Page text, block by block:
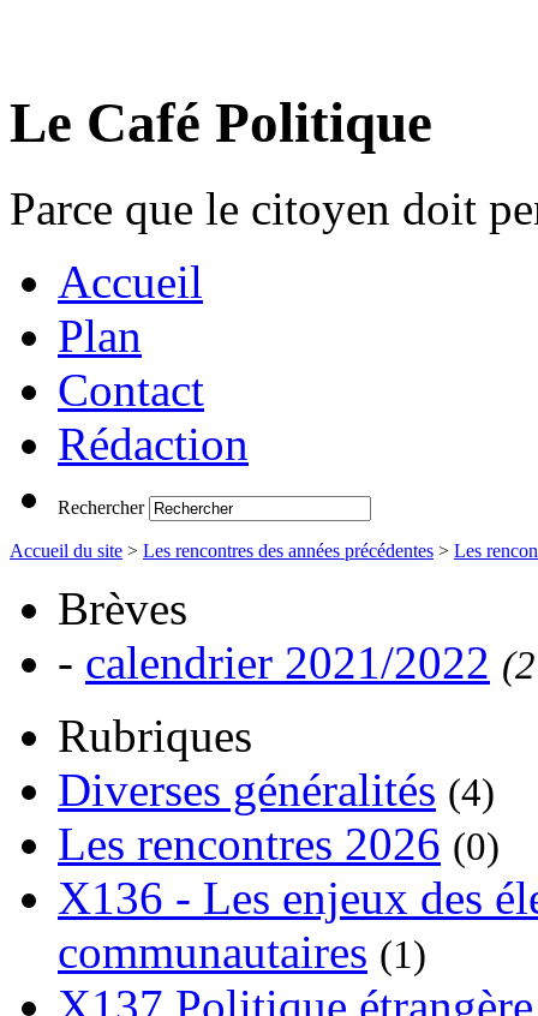
Le Café Politique
Parce que le citoyen doit
Accueil
Plan
Contact
Rédaction
Rechercher
Accueil du site > Les rencontres des années précédentes > Les
Brèves
- calendrier 2021/2022
Rubriques
Diverses généralités (4)
Les rencontres 2026 (0)
X136 - Les enjeux des
communautaires (1)
X137 Politique